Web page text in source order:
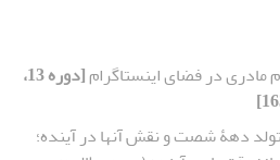
مادری در فضای اینستاگرام
[دوره 13،
دهۀ شصت و نقش آنها در آینده؛